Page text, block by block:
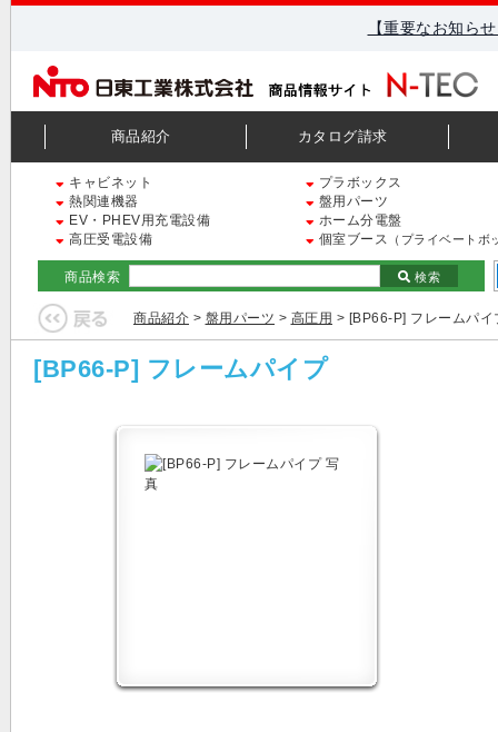
【重要なお知ら
商品紹介 カタログ請求
キャビネット
プラボックス
熱関連機器
盤用パーツ
EV・PHEV用充電設備
ホーム分電盤
高圧受電設備
個室ブース （プライベートボ
商品検索 検索
商品紹介 > 盤用パーツ > 高圧用 > [BP66-P] フレームパイ
[BP66-P] フレームパイプ